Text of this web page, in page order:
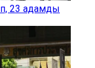
23 адамды